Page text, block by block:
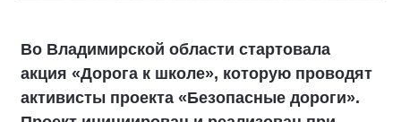
Во Владимирской области стартовала
акция «Дорога к школе», которую проводят
активисты проекта «Безопасные дороги».